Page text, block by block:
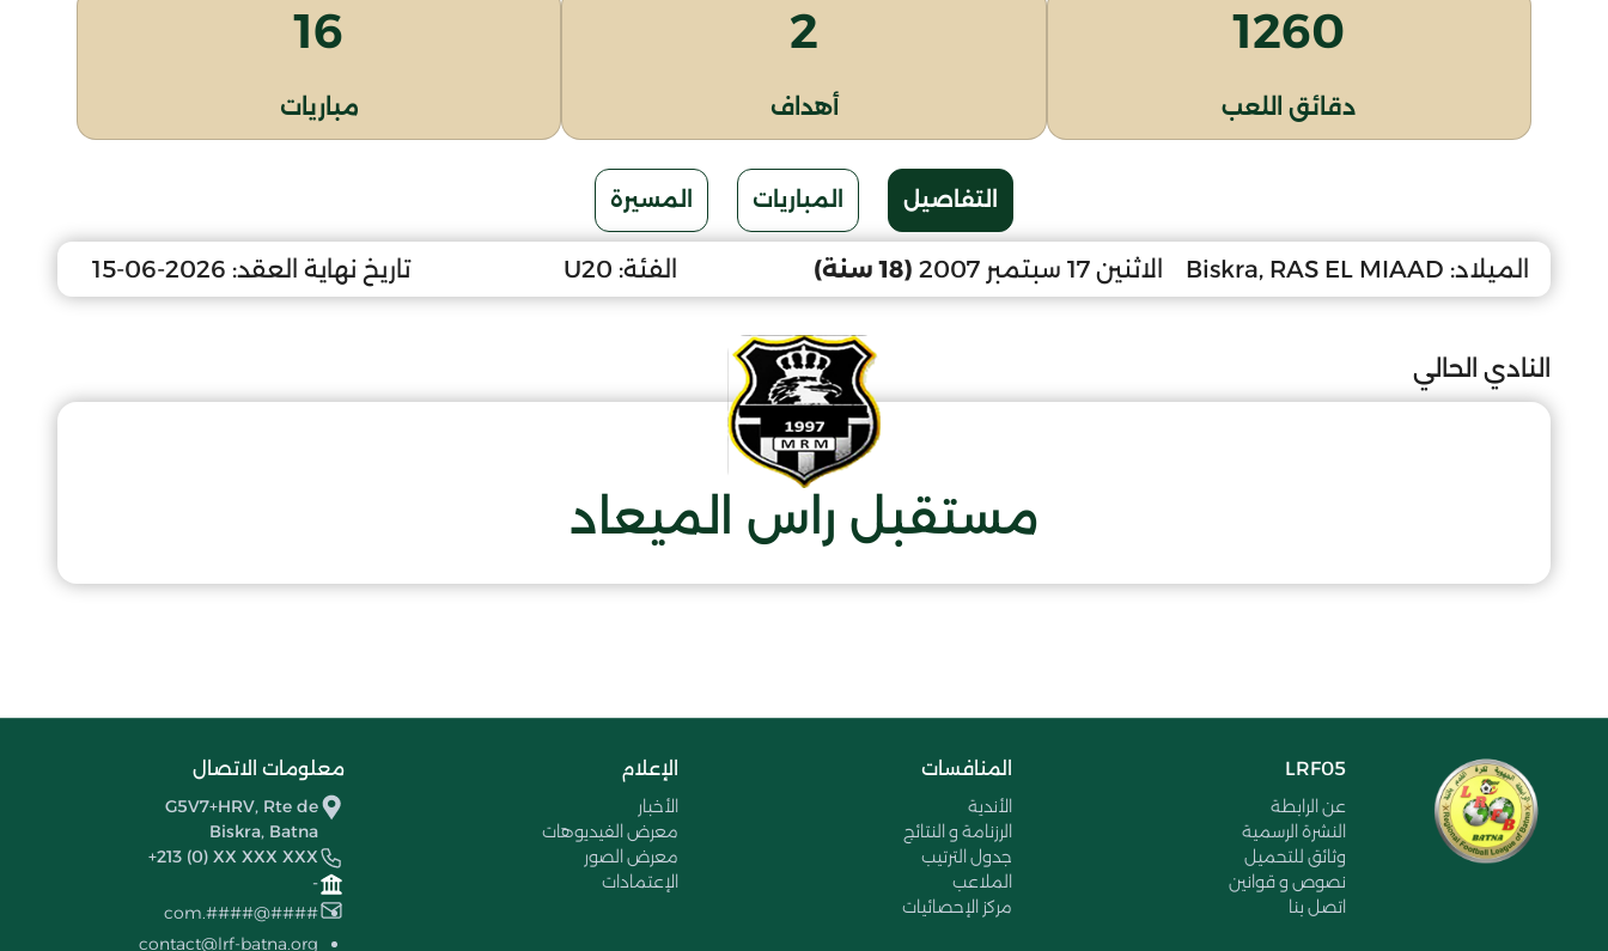
1260
دقائق اللعب
2
أهداف
16
مباريات
التفاصيل المباريات المسيرة
الميلاد: Biskra, RAS EL MIAAD الاثنين 17 سبتمبر 2007 (18 سنة) الفئة: U20 تاريخ نهاية العقد: 2026-06-15
النادي الحالي
مستقبل راس الميعاد
LRF05
عن الرابطة
النشرة الرسمية
وثائق للتحميل
نصوص و قوانين
اتصل بنا
المنافسات
الأندية
الرزنامة و النتائج
جدول الترتيب
الملاعب
مركز الإحصائيات
الإعلام
الأخبار
معرض الفيديوهات
معرض الصور
الإعتمادات
معلومات الاتصال
G5V7+HRV, Rte de
Biskra, Batna
+213 (0) XX XXX XXX
-
####@####.com
contact@lrf-batna.org